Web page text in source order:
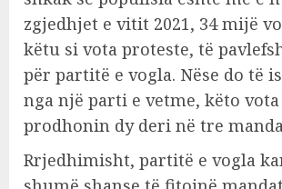
zgjedhjet e vitit 2021, 34 mijë
këtu si vota proteste, të
për partitë e vogla. Nëse do të
nga një parti e vetme, këto
prodhonin dy deri në tre
Rrjedhimisht, partitë e vogla